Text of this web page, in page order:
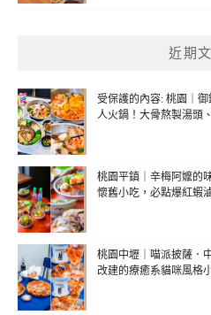
近期
受保護的內容: 桃園｜
人火鍋！大骨熬製湯頭
桃園平鎮｜辛梅阿嬤的
懷舊小吃，必點爆紅蝦
桃園中壢｜喵派披薩．
改建的療癒系貓咪風格